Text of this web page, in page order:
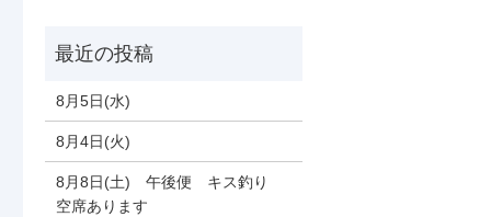
8月5日(水)
8月4日(火)
8月8日(土) 午後便 キス釣り
空席あります